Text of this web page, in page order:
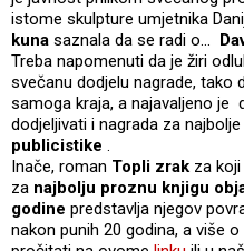
istome skulpture umjetnika
kuna saznala da se radi o...
Treba napomenuti da je žiri
svečanu dodjelu nagrade, tako
samoga kraja, a najavaljeno je
dodjeljivati i nagrada za
publicistike .
Inače, roman Topli zrak za koji
za najbolju proznu knjigu
godine predstavlja njegov
nakon punih 20 godina, a više